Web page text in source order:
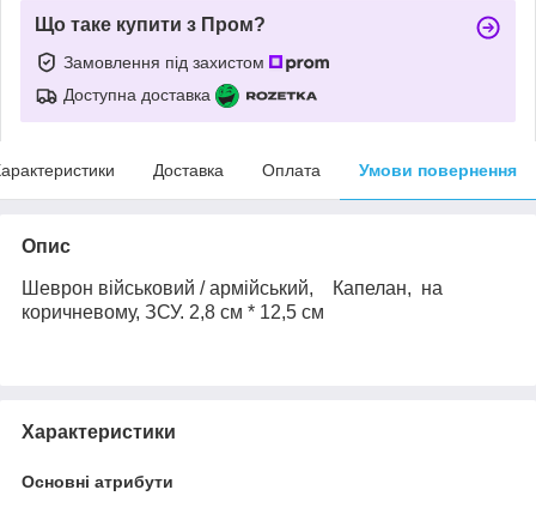
Що таке купити з Пром?
Замовлення під захистом
Доступна доставка
Доставка Оплата Умови повернення
Опис
Шеврон військовий / армійський, Капелан, на
коричневому, ЗСУ. 2,8 см * 12,5 см
Характеристики
Основні атрибути